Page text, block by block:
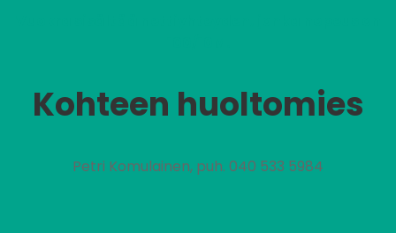
Kohteen huoltomies
Petri Komulainen, puh. 040 533 5984